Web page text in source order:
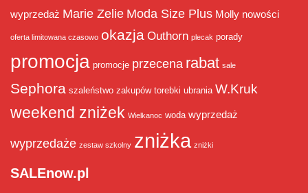
wyprzedaż Marie Zelie Moda Size Plus Molly nowości
oferta limitowana czasowo okazja Outhorn plecak porady
promocja promocje przecena rabat sale
Sephora szaleństwo zakupów torebki ubrania W.Kruk
weekend zniżek Wielkanoc woda wyprzedaż
wyprzedaże zestaw szkolny zniżka zniżki
SALEnow.pl